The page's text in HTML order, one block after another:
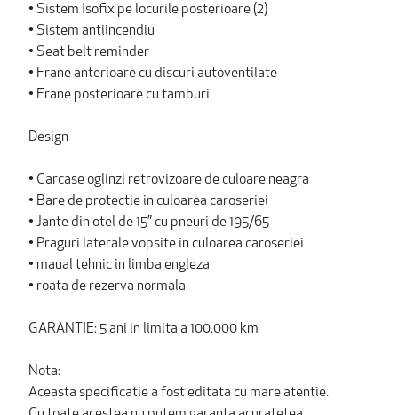
• Sistem Isofix pe locurile posterioare (2)
• Sistem antiincendiu
• Seat belt reminder
• Frane anterioare cu discuri autoventilate
• Frane posterioare cu tamburi
Design
• Carcase oglinzi retrovizoare de culoare neagra
• Bare de protectie in culoarea caroseriei
• Jante din otel de 15” cu pneuri de 195/65
• Praguri laterale vopsite in culoarea caroseriei
• maual tehnic in limba engleza
• roata de rezerva normala
GARANTIE: 5 ani in limita a 100.000 km
Nota:
Aceasta specificatie a fost editata cu mare atentie.